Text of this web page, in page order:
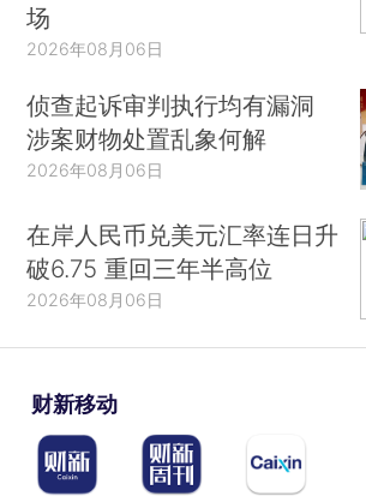
场
2026年08月06日
侦查起诉审判执行均有漏洞
涉案财物处置乱象何解
2026年08月06日
在岸人民币兑美元汇率连日升
破6.75 重回三年半高位
2026年08月06日
财新移动